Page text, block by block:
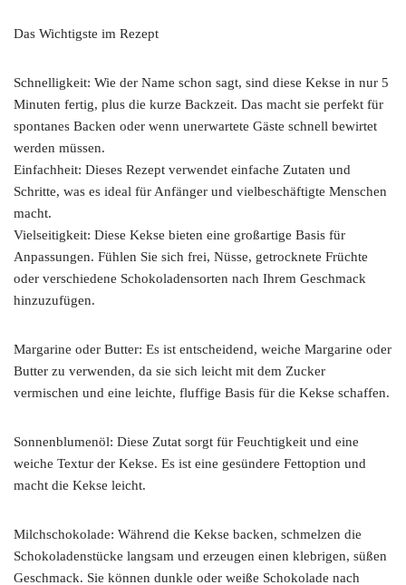
Das Wichtigste im Rezept
Schnelligkeit: Wie der Name schon sagt, sind diese Kekse in nur 5
Minuten fertig, plus die kurze Backzeit. Das macht sie perfekt für
spontanes Backen oder wenn unerwartete Gäste schnell bewirtet
werden müssen.
Einfachheit: Dieses Rezept verwendet einfache Zutaten und
Schritte, was es ideal für Anfänger und vielbeschäftigte Menschen
macht.
Vielseitigkeit: Diese Kekse bieten eine großartige Basis für
Anpassungen. Fühlen Sie sich frei, Nüsse, getrocknete Früchte
oder verschiedene Schokoladensorten nach Ihrem Geschmack
hinzuzufügen.
Margarine oder Butter: Es ist entscheidend, weiche Margarine oder
Butter zu verwenden, da sie sich leicht mit dem Zucker
vermischen und eine leichte, fluffige Basis für die Kekse schaffen.
Sonnenblumenöl: Diese Zutat sorgt für Feuchtigkeit und eine
weiche Textur der Kekse. Es ist eine gesündere Fettoption und
macht die Kekse leicht.
Milchschokolade: Während die Kekse backen, schmelzen die
Schokoladenstücke langsam und erzeugen einen klebrigen, süßen
Geschmack. Sie können dunkle oder weiße Schokolade nach